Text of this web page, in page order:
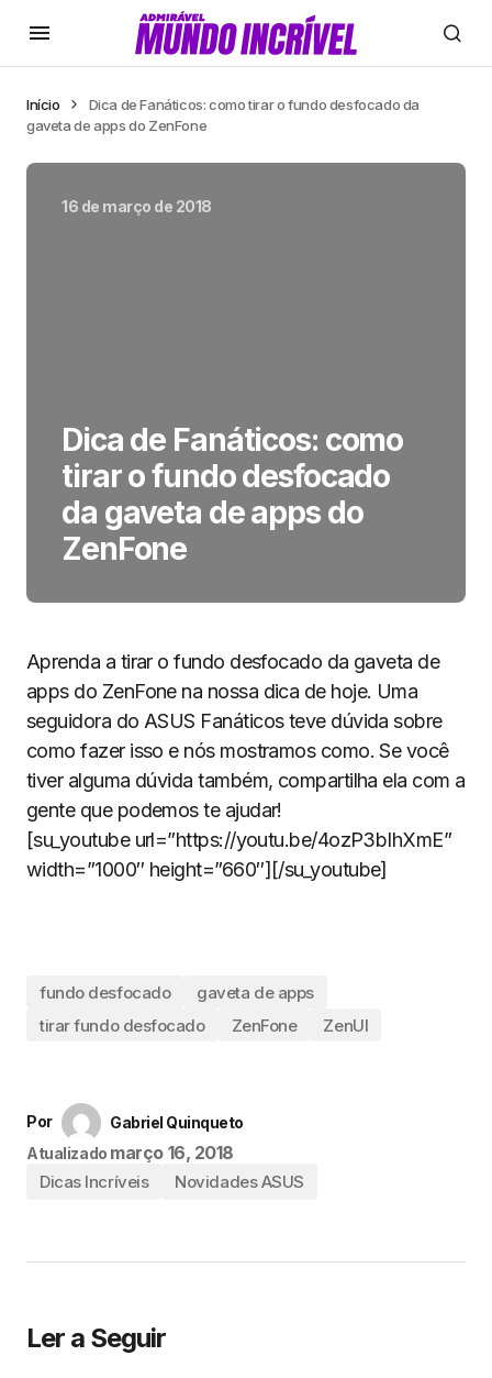
Início
Dica de Fanáticos: como tirar o fundo desfocado da
gaveta de apps do ZenFone
16 de março de 2018
Dica de Fanáticos: como
tirar o fundo desfocado
da gaveta de apps do
ZenFone
Aprenda a tirar o fundo desfocado da gaveta de
apps do ZenFone na nossa dica de hoje. Uma
seguidora do ASUS Fanáticos teve dúvida sobre
como fazer isso e nós mostramos como. Se você
tiver alguma dúvida também, compartilha ela com a
gente que podemos te ajudar!
[su_youtube url=”https://youtu.be/4ozP3bIhXmE”
width=”1000″ height=”660″][/su_youtube]
fundo desfocado
gaveta de apps
tirar fundo desfocado
ZenFone ZenUI
Por
Gabriel Quinqueto
Atualizado março 16, 2018
Dicas Incríveis Novidades ASUS
Ler a Seguir